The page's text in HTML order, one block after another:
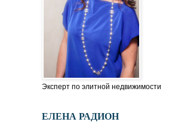
Эксперт по элитной недвижимости
ЕЛЕНА РАДИОН